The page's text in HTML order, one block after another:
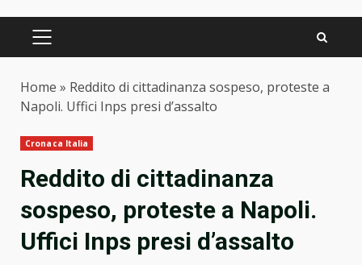
PRIMARY
Home » Reddito di cittadinanza sospeso, proteste a
Napoli. Uffici Inps presi d’assalto
Cronaca Italia
Reddito di cittadinanza
sospeso, proteste a Napoli.
Uffici Inps presi d’assalto